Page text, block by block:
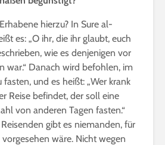
hierzu? In Sure al-
es: „O ihr, die ihr glaubt, euch
wie es denjenigen vor
war.“ Danach wird befohlen, im
und es heißt: „Wer krank
Reise befindet, der soll eine
von anderen Tagen fasten.“
gibt es niemanden, für
wäre. Nicht wegen